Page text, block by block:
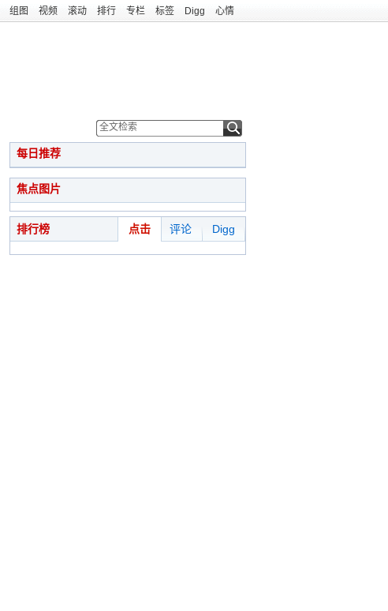
组图 视频 滚动 排行 专栏 标签 Digg 心情
每日推荐
焦点图片
排行榜 点击 评论 Digg